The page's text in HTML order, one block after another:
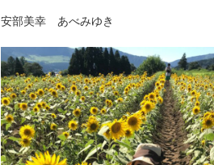
安部美幸 あべみゆき